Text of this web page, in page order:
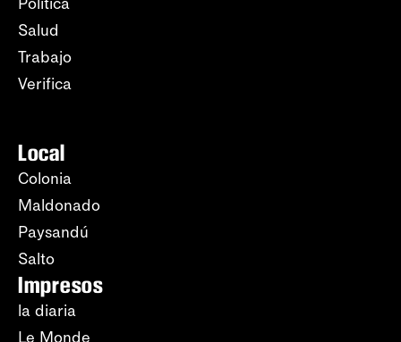
Salud
Trabajo
Verifica
Local
Colonia
Maldonado
Paysandú
Salto
Impresos
la diaria
Le Monde